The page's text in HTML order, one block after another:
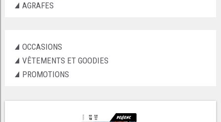
AGRAFES
OCCASIONS
VÊTEMENTS ET GOODIES
PROMOTIONS